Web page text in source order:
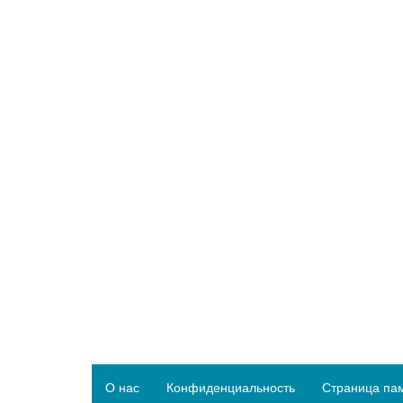
О нас Конфиденциальность Страница